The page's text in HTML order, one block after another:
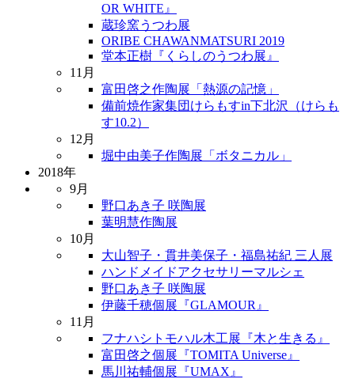
OR WHITE』
蔵珍窯うつわ展
ORIBE CHAWANMATSURI 2019
堂本正樹『くらしのうつわ展』
11月
富田啓之作陶展「熱源の記憶」
備前焼作家集団けらもすin下北沢（けらも
す10.2）
12月
堀中由美子作陶展「ボタニカル」
2018年
9月
野口あき子 咲陶展
葉明慧作陶展
10月
大山智子・貫井美保子・福島祐紀 三人展
ハンドメイドアクセサリーマルシェ
野口あき子 咲陶展
伊藤千穂個展『GLAMOUR』
11月
フナハシトモハル木工展『木と生きる』
富田啓之個展『TOMITA Universe』
馬川祐輔個展『UMAX』